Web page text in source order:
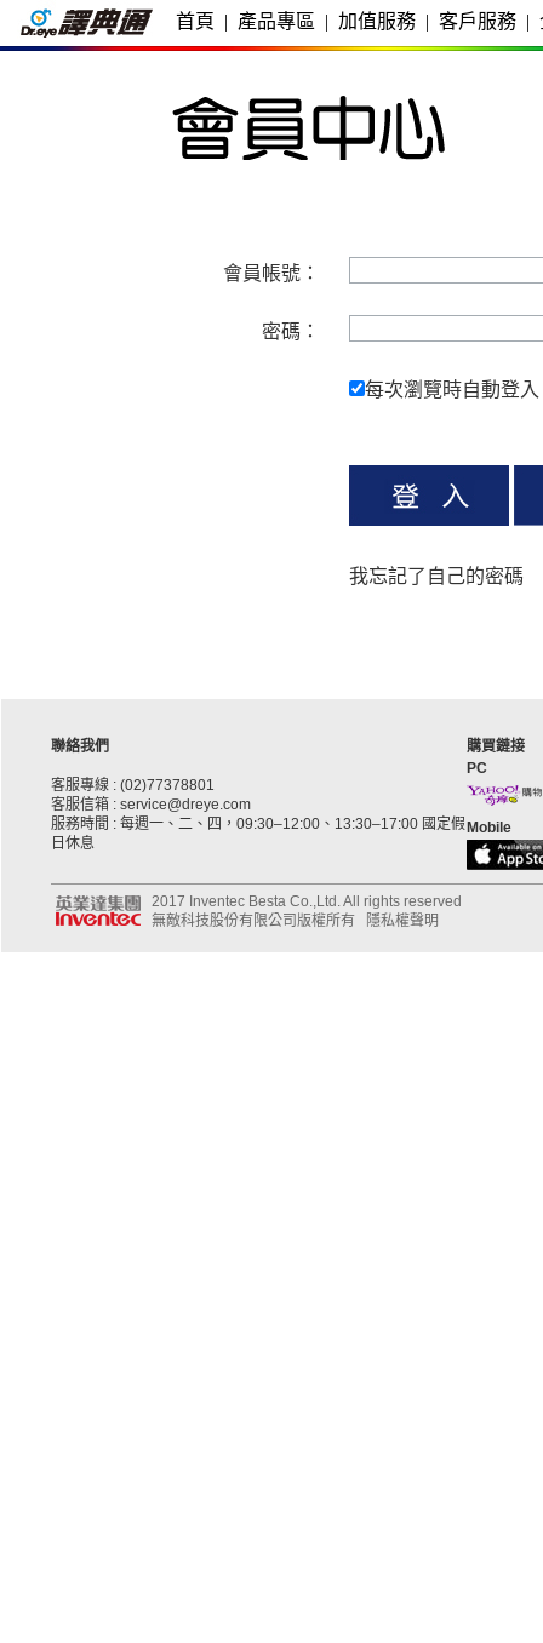
首頁 | 產品專區 | 加值服務 | 客戶服務 |
會員帳號：
密碼：
每次瀏覽時自動登入
我忘記了自己的密碼
聯絡我們
客服專線 : (02)77378801
客服信箱 : service@dreye.com
服務時間 : 每週一、二、四，09:30–12:00、13:30–17:00 國定假
日休息
購買鏈接
PC
Mobile
2017 Inventec Besta Co.,Ltd. All rights reserved
無敵科技股份有限公司版權所有
隱私權聲明